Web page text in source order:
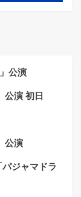
公演
公演 初日
公演
パジャマドラ